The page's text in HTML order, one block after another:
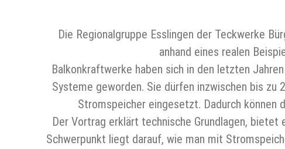
Die Regionalgruppe Esslingen der Teckwerke
anhand eines realen
Balkonkraftwerke haben sich in den letzten
Systeme geworden. Sie dürfen inzwischen bis
Stromspeicher eingesetzt. Dadurch können
Der Vortrag erklärt technische Grundlagen,
Schwerpunkt liegt darauf, wie man mit